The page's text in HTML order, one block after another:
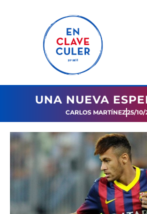
UNA NUEVA
CARLOS MARTÍNEZ25/10/